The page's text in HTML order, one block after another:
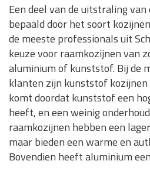
Een deel van de uitstraling
bepaald door het soort
de meeste professionals uit
keuze voor raamkozijnen van
aluminium of kunststof. Bij de
klanten zijn kunststof
komt doordat kunststof een
heeft, en een weinig
raamkozijnen hebben een
maar bieden een warme en
Bovendien heeft aluminium